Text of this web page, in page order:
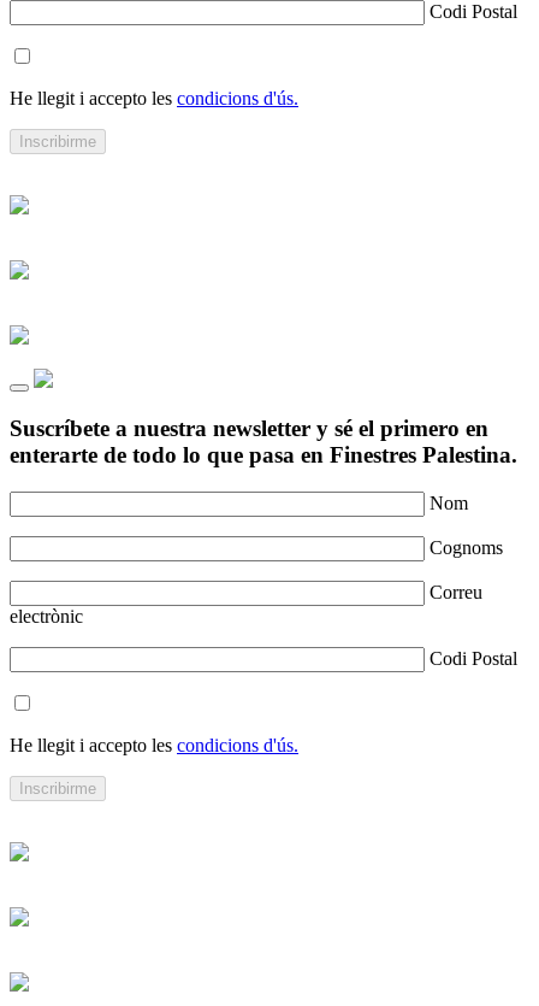
Codi Postal
He llegit i accepto les condicions d'ús.
Suscríbete a nuestra newsletter y sé el primero en
enterarte de todo lo que pasa en Finestres Palestina.
Nom
Cognoms
Correu
electrònic
Codi Postal
He llegit i accepto les condicions d'ús.